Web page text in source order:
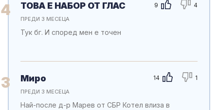
4 9 4
ТОВА Е НАБОР ОТ ГЛАС
ПРЕДИ 3 МЕСЕЦА
Тук бг. И според мен е точен
3 14 1
Миро
ПРЕДИ 3 МЕСЕЦА
Най-после д-р Марев от СБР Котел влиза в